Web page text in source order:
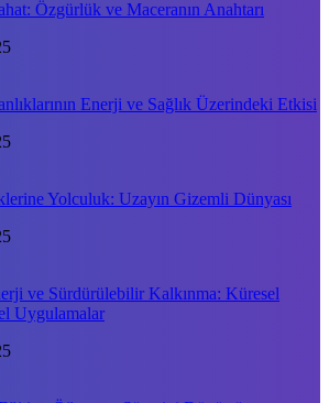
Özgürlük ve Maceranın Anahtarı
Enerji ve Sağlık Üzerindeki Etkisi
Yolculuk: Uzayın Gizemli Dünyası
ve Sürdürülebilir Kalkınma: Küresel
Uygulamalar